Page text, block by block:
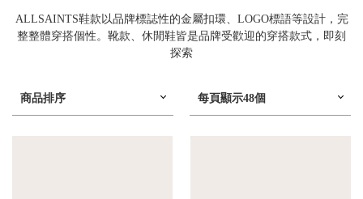
ALLSAINTS鞋款以品牌標誌性的金屬扣環、LOGO標語等設計，完
整整體穿搭個性。靴款、休閒鞋皆是品牌受歡迎的穿搭款式，即刻
探索
商品排序 每頁顯示48個